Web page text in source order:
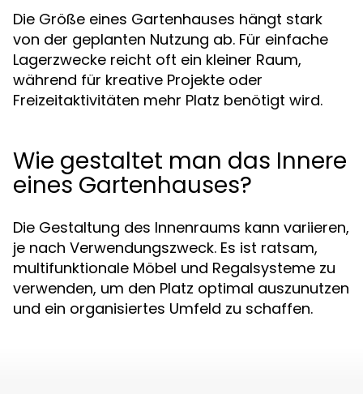
Die Größe eines Gartenhauses hängt stark
von der geplanten Nutzung ab. Für einfache
Lagerzwecke reicht oft ein kleiner Raum,
während für kreative Projekte oder
Freizeitaktivitäten mehr Platz benötigt wird.
Wie gestaltet man das Innere
eines Gartenhauses?
Die Gestaltung des Innenraums kann variieren,
je nach Verwendungszweck. Es ist ratsam,
multifunktionale Möbel und Regalsysteme zu
verwenden, um den Platz optimal auszunutzen
und ein organisiertes Umfeld zu schaffen.